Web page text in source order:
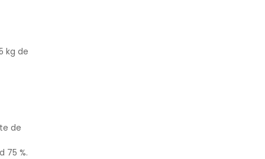
kg de
de
75 %.